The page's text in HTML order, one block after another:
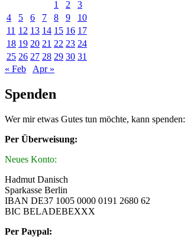
1
2
3
4
5 6 7 8 9
10
11 12 13 14 15 16 17
18 19 20 21 22 23 24
25 26 27 28 29 30 31
« Feb
Apr »
Spenden
Wer mir etwas Gutes tun möchte, kann spenden:
Per Überweisung:
Neues Konto:
Hadmut Danisch
Sparkasse Berlin
IBAN DE37 1005 0000 0191 2680 62
BIC BELADEBEXXX
Per Paypal: